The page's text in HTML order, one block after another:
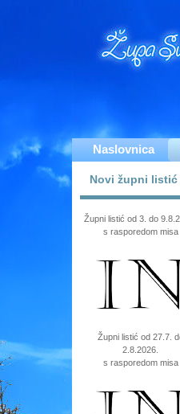
Naslovnica
Novi župni listić
Župni listić od 3. do
s rasporedom misa
Župni listić od 27.7.
2.8.2026.
s rasporedom misa